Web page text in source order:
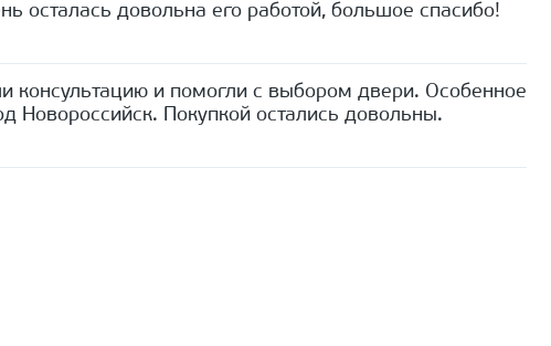
довольна его работой, большое спасибо!
консультацию и помогли с выбором двери. Особенное
Новороссийск. Покупкой остались довольны.